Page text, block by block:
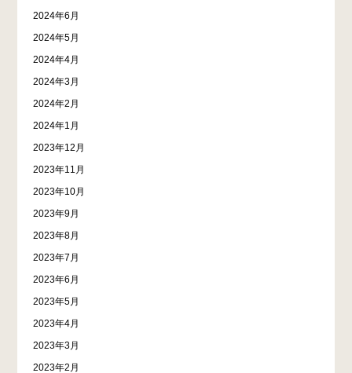
2024年6月
2024年5月
2024年4月
2024年3月
2024年2月
2024年1月
2023年12月
2023年11月
2023年10月
2023年9月
2023年8月
2023年7月
2023年6月
2023年5月
2023年4月
2023年3月
2023年2月